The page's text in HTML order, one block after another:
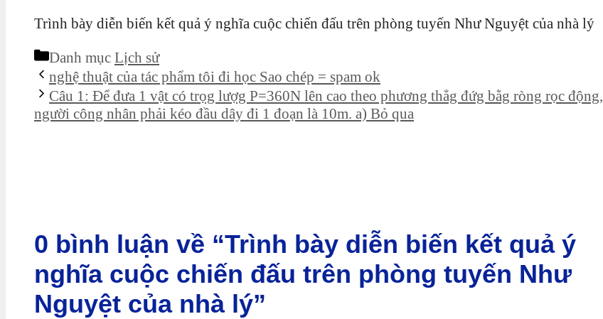
Trình bày diễn biến kết quả ý nghĩa cuộc chiến đấu trên phòng tuyến Như Nguyệt của nhà lý
Danh mục Lịch sử
nghệ thuật của tác phẩm tôi đi học Sao chép = spam ok
Câu 1: Để đưa 1 vật có trọg lượg P=360N lên cao theo phương thẳg đứg bằg ròng rọc động,
người công nhân phải kéo đầu dây đi 1 đoạn là 10m. a) Bỏ qua
0 bình luận về “Trình bày diễn biến kết quả ý
nghĩa cuộc chiến đấu trên phòng tuyến Như
Nguyệt của nhà lý”